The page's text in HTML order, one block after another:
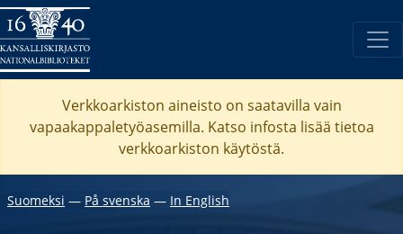
Verkkoarkiston aineisto on saatavilla vain
vapaakappaletyöasemilla. Katso infosta lisää tietoa
verkkoarkiston käytöstä.
Suomeksi ― På svenska ― In English